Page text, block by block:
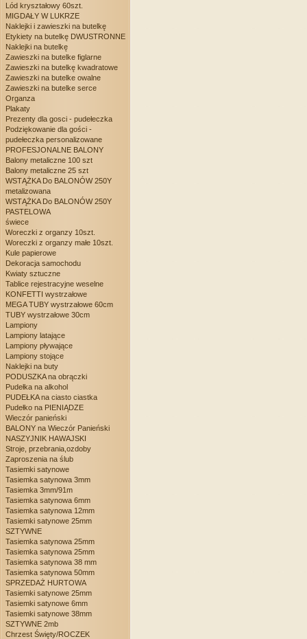
Lód kryształowy 60szt.
MIGDAŁY W LUKRZE
Naklejki i zawieszki na butelkę
Etykiety na butelkę DWUSTRONNE
Naklejki na butelkę
Zawieszki na butelke figlarne
Zawieszki na butelkę kwadratowe
Zawieszki na butelke owalne
Zawieszki na butelke serce
Organza
Plakaty
Prezenty dla gosci - pudełeczka
Podziękowanie dla gości -
pudełeczka personalizowane
PROFESJONALNE BALONY
Balony metaliczne 100 szt
Balony metaliczne 25 szt
WSTĄŻKA Do BALONÓW 250Y
metalizowana
WSTĄŻKA Do BALONÓW 250Y
PASTELOWA
świece
Woreczki z organzy 10szt.
Woreczki z organzy małe 10szt.
Kule papierowe
Dekoracja samochodu
Kwiaty sztuczne
Tablice rejestracyjne weselne
KONFETTI wystrzałowe
MEGA TUBY wystrzałowe 60cm
TUBY wystrzałowe 30cm
Lampiony
Lampiony latające
Lampiony pływające
Lampiony stojące
Naklejki na buty
PODUSZKA na obrączki
Pudełka na alkohol
PUDEŁKA na ciasto ciastka
Pudełko na PIENIĄDZE
Wieczór panieński
BALONY na Wieczór Panieński
NASZYJNIK HAWAJSKI
Stroje, przebrania,ozdoby
Zaproszenia na ślub
Tasiemki satynowe
Tasiemka satynowa 3mm
Tasiemka 3mm/91m
Tasiemka satynowa 6mm
Tasiemka satynowa 12mm
Tasiemki satynowe 25mm
SZTYWNE
Tasiemka satynowa 25mm
Tasiemka satynowa 25mm
Tasiemka satynowa 38 mm
Tasiemka satynowa 50mm
SPRZEDAŻ HURTOWA
Tasiemki satynowe 25mm
Tasiemki satynowe 6mm
Tasiemki satynowe 38mm
SZTYWNE 2mb
Chrzest Święty/ROCZEK